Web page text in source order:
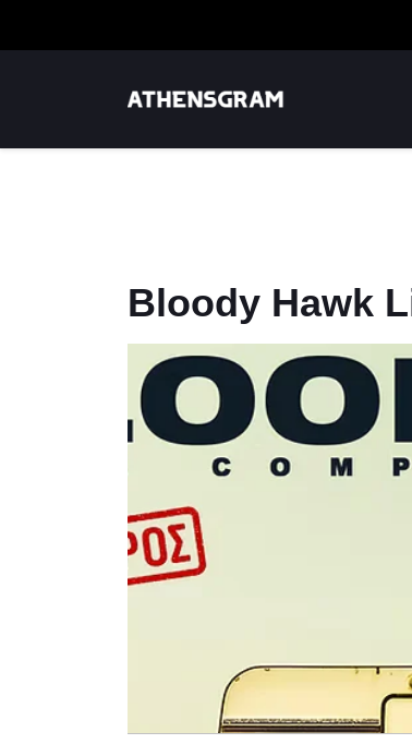
Bloody Hawk